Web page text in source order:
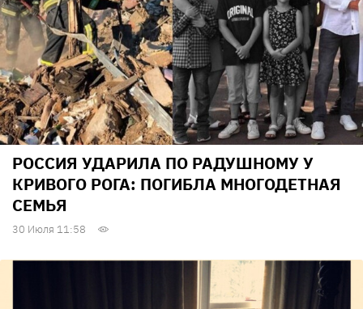
РОССИЯ УДАРИЛА ПО РАДУШНОМУ У
КРИВОГО РОГА: ПОГИБЛА МНОГОДЕТНАЯ
СЕМЬЯ
30 Июля 11:58